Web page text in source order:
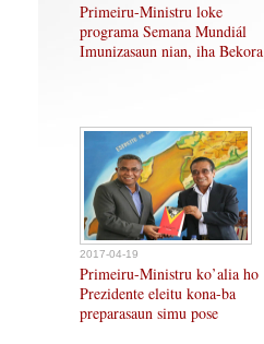
Primeiru-Ministru loke
programa Semana Mundiál
Imunizasaun nian, iha Bekora
2017-04-19
Primeiru-Ministru ko’alia ho
Prezidente eleitu kona-ba
preparasaun simu pose